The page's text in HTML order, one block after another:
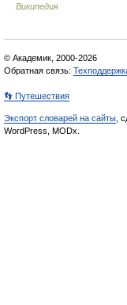
Википедия
© Академик, 2000-2026
Обратная связь:
👣 Путешествия
Экспорт словарей на сайты ,
WordPress, MODx.